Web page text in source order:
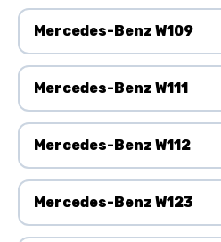
Mercedes-Benz W109
Mercedes-Benz W111
Mercedes-Benz W112
Mercedes-Benz W123